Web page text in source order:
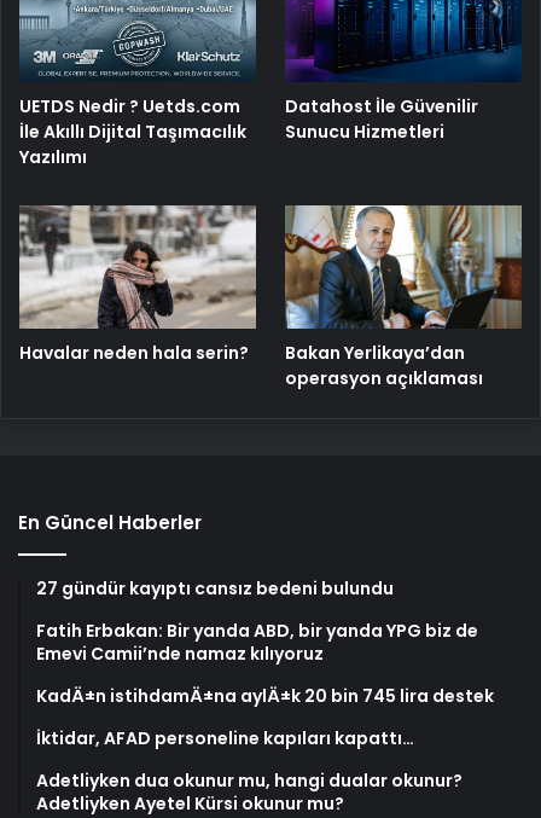
UETDS Nedir ? Uetds.com
İle Akıllı Dijital Taşımacılık
Yazılımı
Datahost İle Güvenilir
Sunucu Hizmetleri
Havalar neden hala serin?
Bakan Yerlikaya’dan
operasyon açıklaması
En Güncel Haberler
27 gündür kayıptı cansız bedeni bulundu
Fatih Erbakan: Bir yanda ABD, bir yanda YPG biz de
Emevi Camii’nde namaz kılıyoruz
KadÄ±n istihdamÄ±na aylÄ±k 20 bin 745 lira destek
İktidar, AFAD personeline kapıları kapattı…
Adetliyken dua okunur mu, hangi dualar okunur?
Adetliyken Ayetel Kürsi okunur mu?